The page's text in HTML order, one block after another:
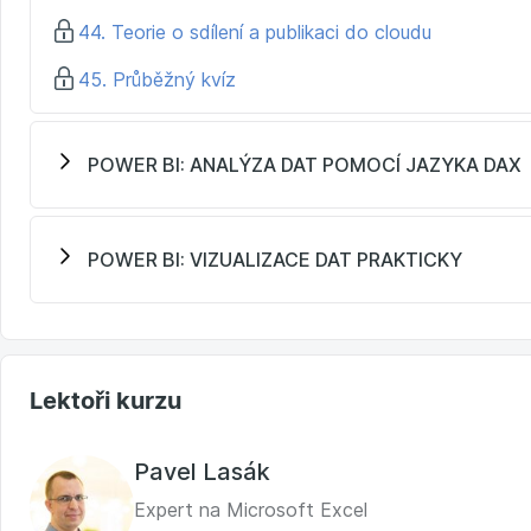
44. Teorie o sdílení a publikaci do cloudu
45. Průběžný kvíz
POWER BI: ANALÝZA DAT POMOCÍ JAZYKA DAX
POWER BI: VIZUALIZACE DAT PRAKTICKY
Lektoři kurzu
Pavel Lasák
Expert na Microsoft Excel